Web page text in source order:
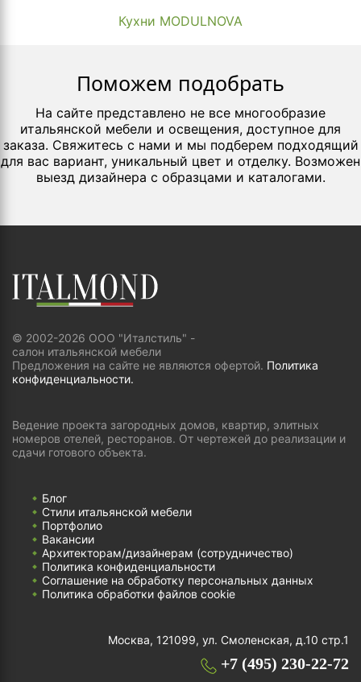
Кухни MODULNOVA
Поможем подобрать
На сайте представлено не все многообразие
итальянской мебели и освещения, доступное для
заказа. Свяжитесь с нами и мы подберем подходящий
для вас вариант, уникальный цвет и отделку. Возможен
выезд дизайнера с образцами и каталогами.
© 2002-2026 ООО "Италстиль" -
салон итальянской мебели
Предложения на сайте не являются офертой. Политика
конфиденциальности.
Ведение проекта загородных домов, квартир, элитных
номеров отелей, ресторанов. От чертежей до реализации и
сдачи готового объекта.
Блог
Стили итальянской мебели
Портфолио
Вакансии
Архитекторам/дизайнерам (cотрудничество)
Политика конфиденциальности
Соглашение на обработку персональных данных
Политика обработки файлов cookie
Москва, 121099, ул. Смоленская, д.10 стр.1
+7 (495) 230-22-72